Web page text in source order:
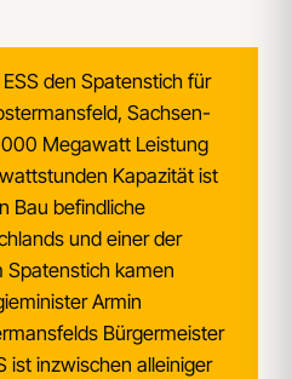
den Spatenstich für
Sachsen-
Megawatt Leistung
Kapazität ist
Bau befindliche
und einer der
Spatenstich kamen
Armin
Bürgermeister
ist inzwischen alleiniger